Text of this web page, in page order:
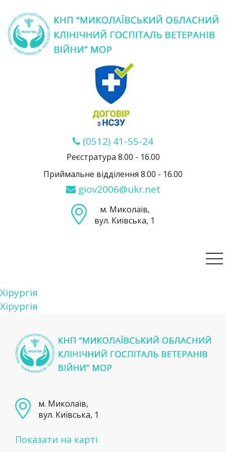
(0512) 41-55-24
Реєстратура 8.00 - 16.00
Приймальне відділення 8.00 - 16.00
giov2006@ukr.net
м. Миколаїв,
вул. Київська, 1
Навігація
записів
Хірургія
Хірургія
м. Миколаїв,
вул. Київська, 1
Показати на карті